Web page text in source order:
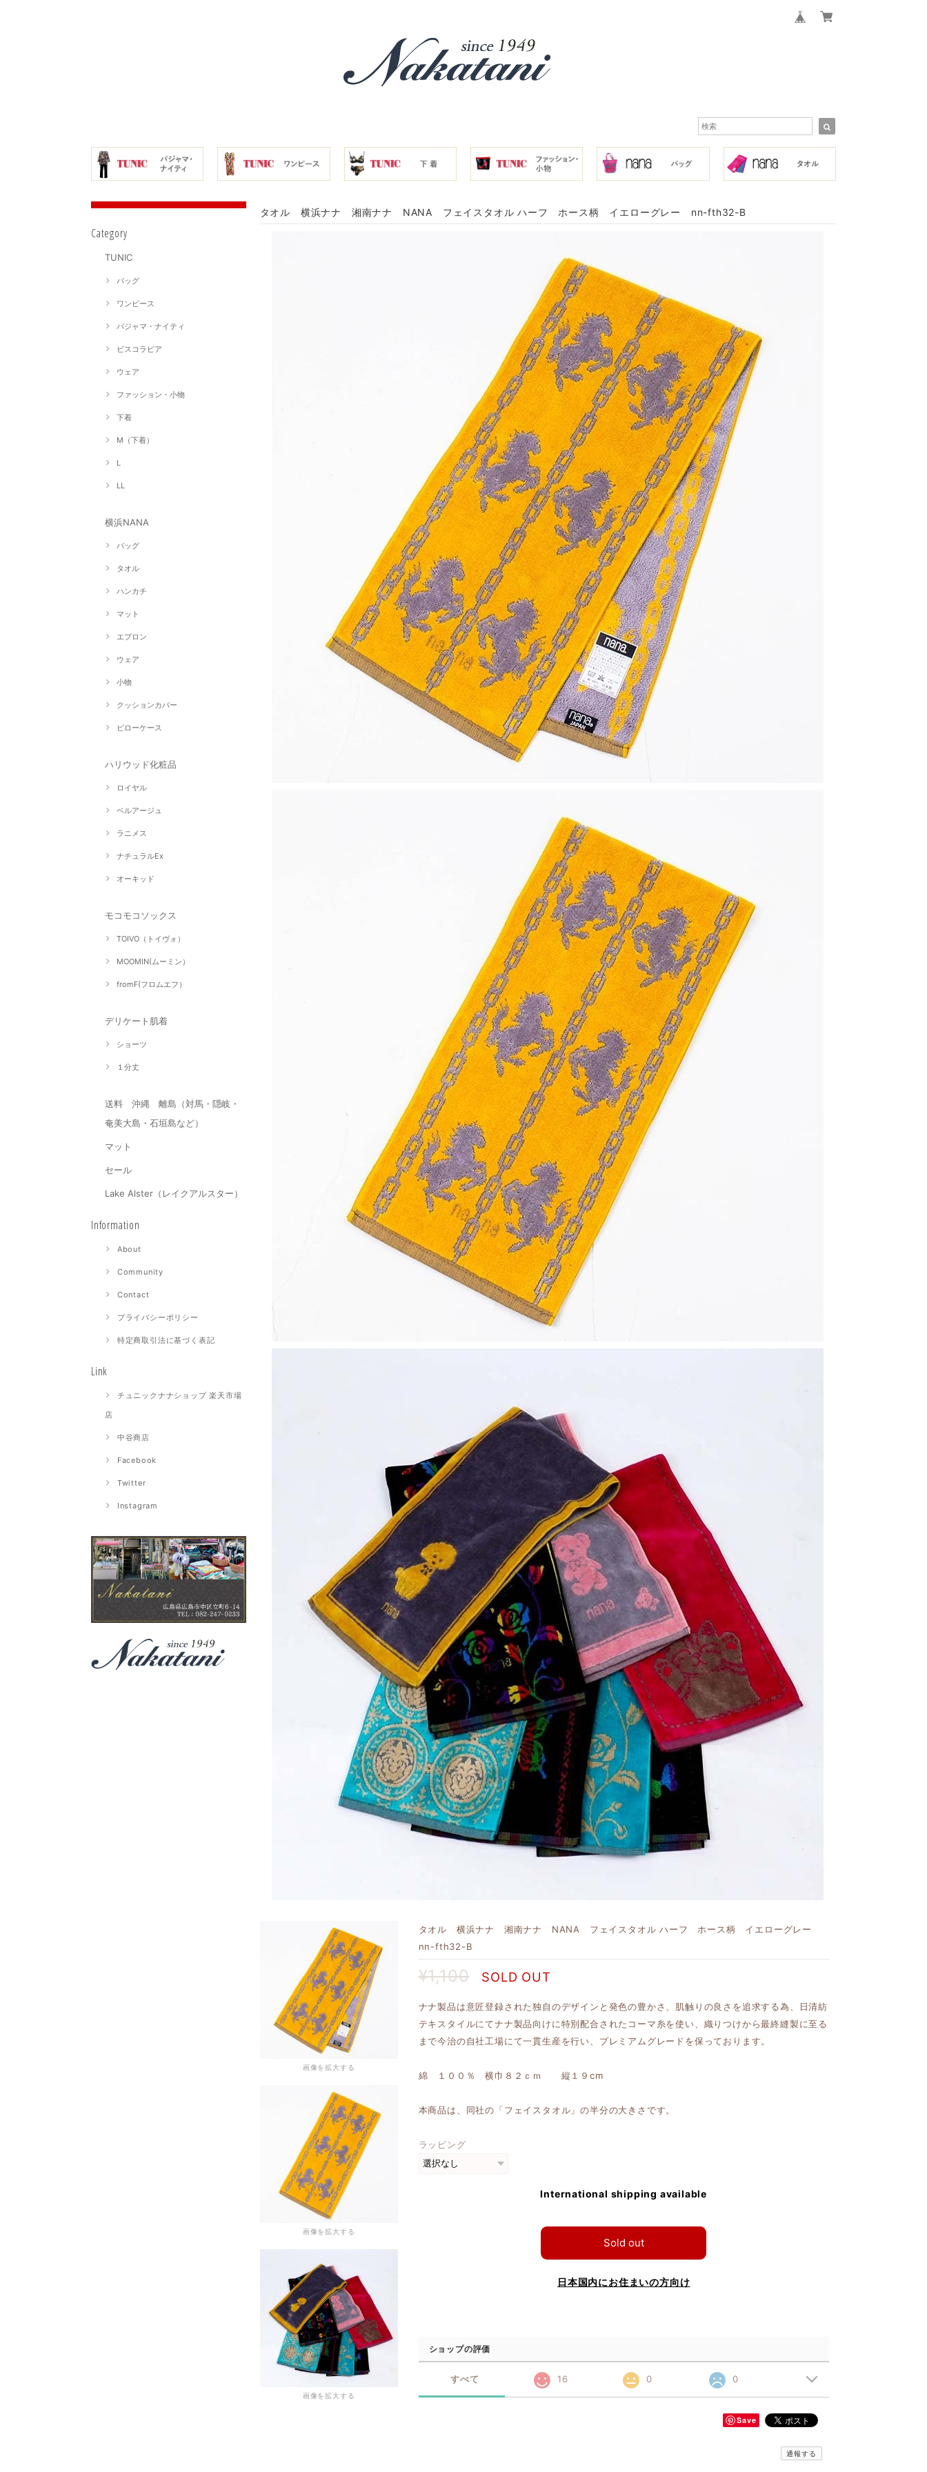
Category
TUNIC
バッグ
ワンピース
パジャマ・ナイティ
ビスコラピア
ウェア
ファッション・小物
下着
M（下着）
L
LL
横浜NANA
バッグ
タオル
ハンカチ
マット
エプロン
ウェア
小物
クッションカバー
ピローケース
ハリウッド化粧品
ロイヤル
ベルアージュ
ラニメス
ナチュラルEx
オーキッド
モコモコソックス
TOIVO（トイヴォ）
MOOMIN(ムーミン）
fromF(フロムエフ）
デリケート肌着
ショーツ
１分丈
送料 沖縄 離島（対馬・隠岐・
奄美大島・石垣島など）
マット
セール
Lake Alster（レイクアルスター）
Information
About
Community
Contact
プライバシーポリシー
特定商取引法に基づく表記
Link
チュニックナナショップ 楽天市場
店
中谷商店
Facebook
Twitter
Instagram
タオル 横浜ナナ 湘南ナナ NANA フェイスタオル ハーフ ホース柄 イエローグレー nn-fth32-B
画像を拡大する
画像を拡大する
画像を拡大する
タオル 横浜ナナ 湘南ナナ NANA フェイスタオル ハーフ ホース柄 イエローグレー
nn-fth32-B
¥1,100 SOLD OUT
ナナ製品は意匠登録された独自のデザインと発色の豊かさ、肌触りの良さを追求する為、日清紡
テキスタイルにてナナ製品向けに特別配合されたコーマ糸を使い、織りつけから最終縫製に至る
まで今治の自社工場にて一貫生産を行い、プレミアムグレードを保っております。
綿 １００％ 横巾８２ｃｍ 縦１９cm
本商品は、同社の「フェイスタオル」の半分の大きさです。
ラッピング
International shipping available
Sold out
日本国内にお住まいの方向け
ショップの評価
すべて 16 0 0
Save
通報する